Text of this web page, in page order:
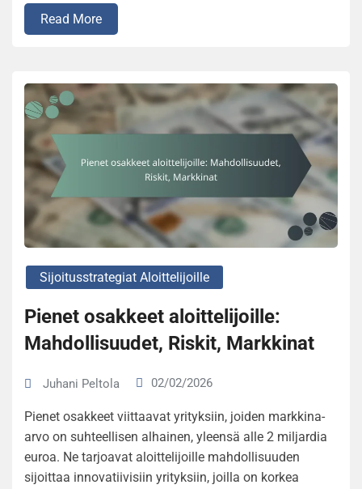
Read More
Sijoitusstrategiat Aloittelijoille
Pienet osakkeet aloittelijoille:
Mahdollisuudet, Riskit, Markkinat
Juhani Peltola 02/02/2026
Pienet osakkeet viittaavat yrityksiin, joiden markkina-
arvo on suhteellisen alhainen, yleensä alle 2 miljardia
euroa. Ne tarjoavat aloittelijoille mahdollisuuden
sijoittaa innovatiivisiin yrityksiin, joilla on korkea